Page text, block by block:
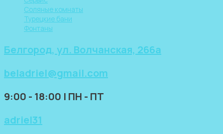
Соляные комнаты
Турецкие бани
Фонтаны
Белгород, ул. Волчанская, 266а
beladriel@gmail.com
9:00 - 18:00 | ПН - ПТ
adriel31